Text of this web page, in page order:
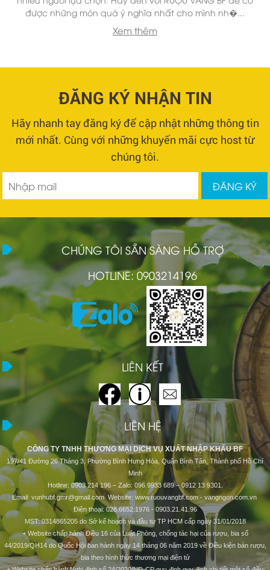
quà ý nghĩa nhất cho mình nh�...
biết ơn,
ĐĂNG KÝ NHẬN TIN
Hãy nhanh tay đăng ký để cập nhật những thông tin
mới nhất. Cùng với những khuyến mãi cực host từ
chúng tôi.
CHÚNG TÔI SẴN SÀNG HỖ TRỢ
HOTLINE: 0903214196
LIÊN KẾT
LIÊN HỆ
CÔNG TY TNHH THƯƠNG MẠI DỊCH VỤ XUẤT NHẬP KHẨU BF
197/41 Đường 26 Tháng 3, Phường Bình Hưng Hòa, Quận Bình Tân, Thành phố Hồ Chí
Minh
Hotline: 0903 214 196 – Zalo: 096 9933 689 – 0912 13 9301.
Email: vunhubf.gmr@gmail.com Website: www.ruouvangbf.com - vangngon.com.vn
Điện thoại: 028.6652.1976 - 0903.21.41.96
MST: 0314865205 do Sở kế hoạch và đầu tư TP HCM cấp ngày 31/01/2018
+ Website chấp hành Điều 16 của Luật Phòng, chống tác hại của rượu, bia số
44/2019/QH14 do Quốc Hội ban hành ngày 14 tháng 06 năm 2019 về Điều kiện bán rượu,
bia theo hình thức thương mại điện tử